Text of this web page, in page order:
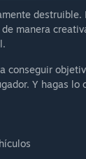
destruible.
manera
conseguir
Y hagas lo